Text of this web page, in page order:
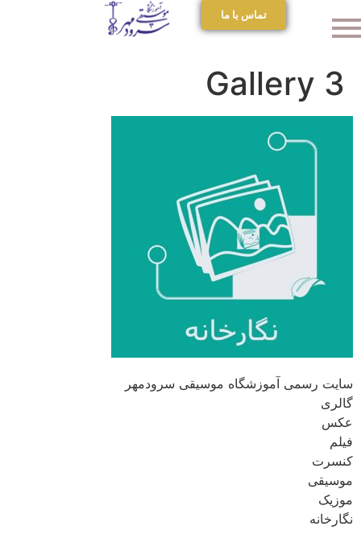
تماس با ما
Gallery 3
سایت رسمی آموزشگاه موسیقی سرودمهر
گالری
عکس
فیلم
کنسرت
موسیقی
موزیک
نگارخانه